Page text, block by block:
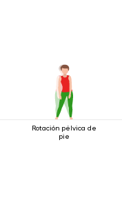
Rotación pélvica de
pie